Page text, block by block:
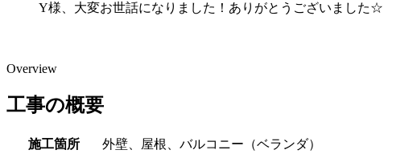
Y様、大変お世話になりました！ありがとうございました☆
Overview
工事の概要
施工箇所
外壁、屋根、バルコニー（ベランダ）